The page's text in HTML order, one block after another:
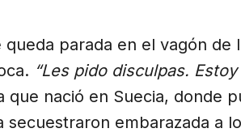
queda parada en el vagón de
“Les pido disculpas.
que nació en Suecia, donde
secuestraron embarazada a